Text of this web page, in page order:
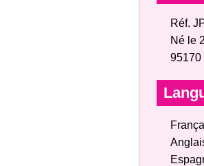
Réf.
Né le
95170